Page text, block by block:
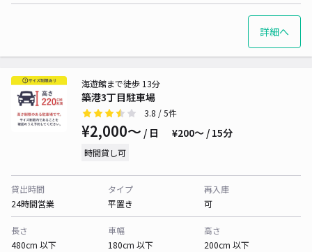
詳細へ
築港3丁目駐車場
海遊館まで徒歩 13分
3.8 / 5件
¥2,000〜 / 日 ¥200〜 / 15分
時間貸し可
貸出時間
24時間営業
タイプ
平置き
再入庫
可
長さ
480cm 以下
車幅
180cm 以下
高さ
200cm 以下